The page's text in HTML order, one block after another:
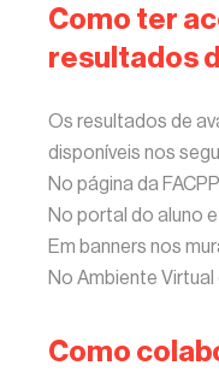
Como ter
resultados
Os resultados de
disponíveis nos
No página da
No portal do aluno
Em banners nos
No Ambiente Virtual
Como